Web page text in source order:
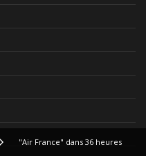
"Air France" dans 36 heures